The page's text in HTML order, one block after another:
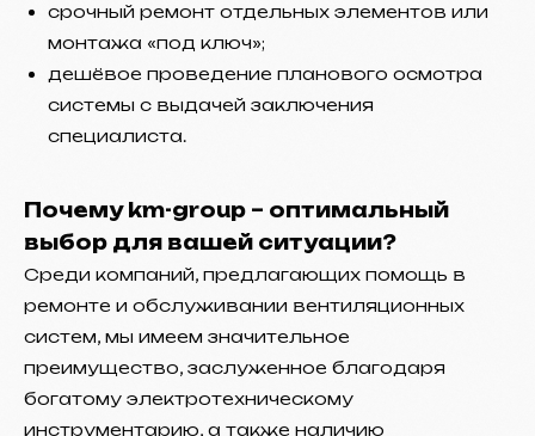
срочный ремонт отдельных элементов или
монтажа «под ключ»;
дешёвое проведение планового осмотра
системы с выдачей заключения
специалиста.
Почему km-group – оптимальный
выбор для вашей ситуации?
Среди компаний, предлагающих помощь в
ремонте и обслуживании вентиляционных
систем, мы имеем значительное
преимущество, заслуженное благодаря
богатому электротехническому
инструментарию, а также наличию